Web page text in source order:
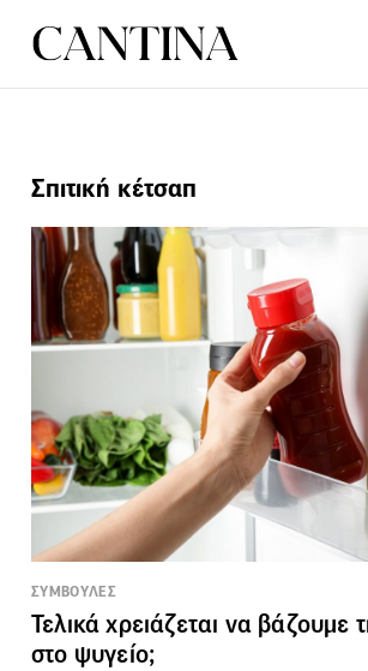
ΣΥΝΤΑΓΕΣ
Σπιτική κέτσαπ
ΣΥΜΒΟΥΛΕΣ
Τελικά χρειάζεται να βάζουμε
στο ψυγείο;